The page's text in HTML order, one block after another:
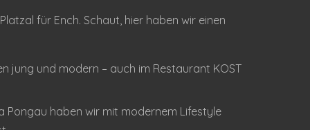
für Ench. Schaut, hier haben wir einen
jung und modern – auch im Restaurant KOST
Pongau haben wir mit modernem Lifestyle